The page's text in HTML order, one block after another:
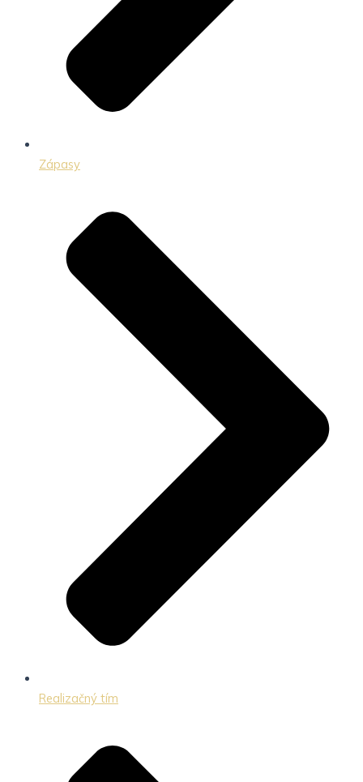
Zápasy
Realizačný tím